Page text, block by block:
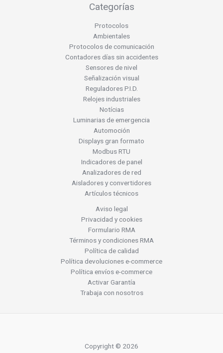
Categorías
Protocolos
Ambientales
Protocolos de comunicación
Contadores días sin accidentes
Sensores de nivel
Señalización visual
Reguladores P.I.D.
Relojes industriales
Notícias
Luminarias de emergencia
Automoción
Displays gran formato
Modbus RTU
Indicadores de panel
Analizadores de red
Aisladores y convertidores
Artículos técnicos
Aviso legal
Privacidad y cookies
Formulario RMA
Términos y condiciones RMA
Política de calidad
Política devoluciones e-commerce
Política envíos e-commerce
Activar Garantía
Trabaja con nosotros
Copyright © 2026